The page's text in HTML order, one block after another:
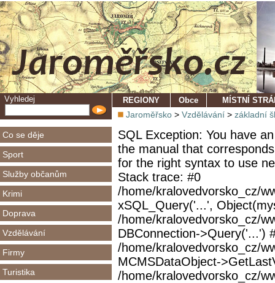
Vyhledej
Co se děje
Sport
Služby občanům
Krimi
Doprava
Vzdělávání
Firmy
Turistika
REGIONY Obce MÍSTNÍ
Jaroměřsko > Vzdělávání > základní
SQL Exception: You have
the manual that
for the right syntax to use
Stack trace: #0
/home/kralovedvorsko_cz/
xSQL_Query('...',
/home/kralovedvorsko_cz/
DBConnection->Query('...')
/home/kralovedvorsko_cz/
MCMSDataObject-
/home/kralovedvorsko_cz/